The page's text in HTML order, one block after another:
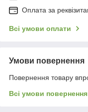
Оплата за
Всі умови оплати
Умови повернення
Повернення товару
Всі умови повернення